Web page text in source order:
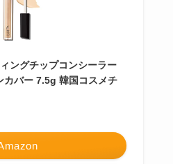
ングチップコンシーラー
バー 7.5g 韓国コスメチ